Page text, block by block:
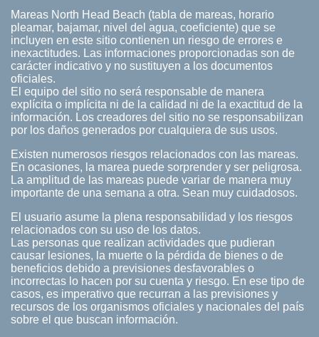
Mareas North Head Beach (tabla de mareas, horario
pleamar, bajamar, nivel del agua, coeficiente) que se
incluyen en este sitio contienen un riesgo de errores e
inexactitudes. Las informaciones proporcionadas son de
carácter indicativo y no sustituyen a los documentos
oficiales.
El equipo del sitio no será responsable de manera
explícita o implícita ni de la calidad ni de la exactitud de la
información. Los creadores del sitio no se responsabilizan
por los daños generados por cualquiera de sus usos.
Existen numerosos riesgos relacionados con las mareas.
En ocasiones, la marea puede sorprender y ser peligrosa.
La amplitud de las mareas puede variar de manera muy
importante de una semana a otra. Sean muy cuidadosos.
El usuario asume la plena responsabilidad y los riesgos
relacionados con su uso de los datos.
Las personas que realizan actividades que pudieran
causar lesiones, la muerte o la pérdida de bienes o de
beneficios debido a previsiones desfavorables o
incorrectas lo hacen por su cuenta y riesgo. En ese tipo de
casos, es imperativo que recurran a las previsiones y
recursos de los organismos oficiales y nacionales del país
sobre el que buscan información.